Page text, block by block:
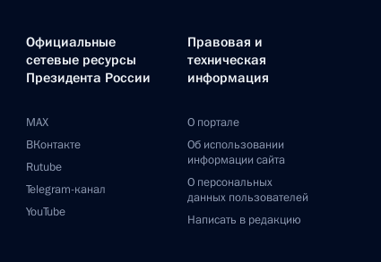
Официальные
сетевые ресурсы
Президента России
MAX
ВКонтакте
Rutube
Telegram-канал
YouTube
Правовая и
техническая
информация
О портале
Об использовании
информации сайта
О персональных
данных пользователей
Написать в редакцию